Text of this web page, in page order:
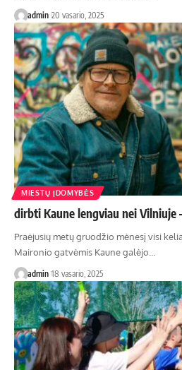
admin 20 vasario, 2025
MIESTŲ ĮDOMYBĖS
dirbti Kaune lengviau nei Vilniuje
Praėjusių metų gruodžio mėnesį visi
Maironio gatvėmis Kaune galėjo…
admin 18 vasario, 2025